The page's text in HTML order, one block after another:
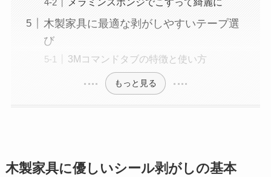
木製家具に最適な剥がしやすいテープ選
び
3Mコマンドタブの特徴と使い方
もっと見る
木製家具に優しいシール剥がしの基本